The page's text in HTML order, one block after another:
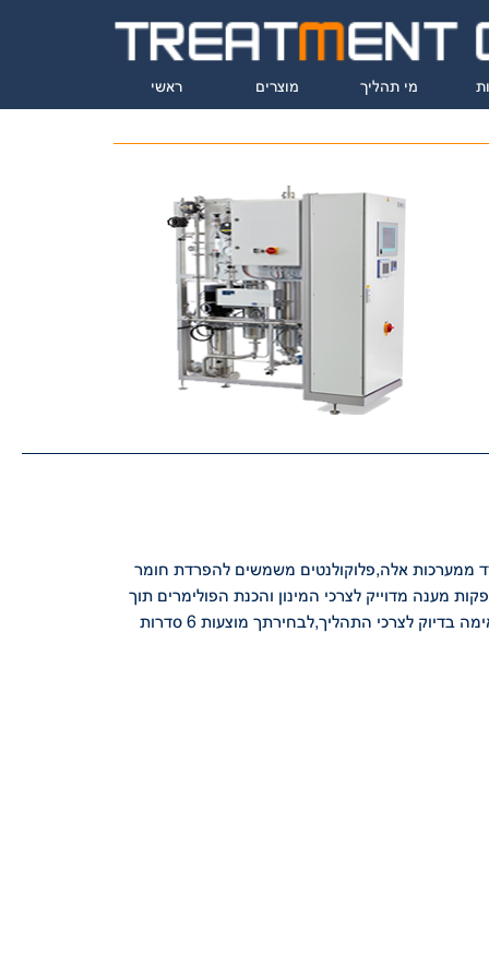
ראשי מוצרים מי תהליך
ממערכות אלה,פלוקולנטים משמשים להפרדת חומר
מענה מדוייק לצרכי המינון והכנת הפולימרים תוך
בדיוק לצרכי
התהליך,לבחירתך מוצעות 6 סדרות